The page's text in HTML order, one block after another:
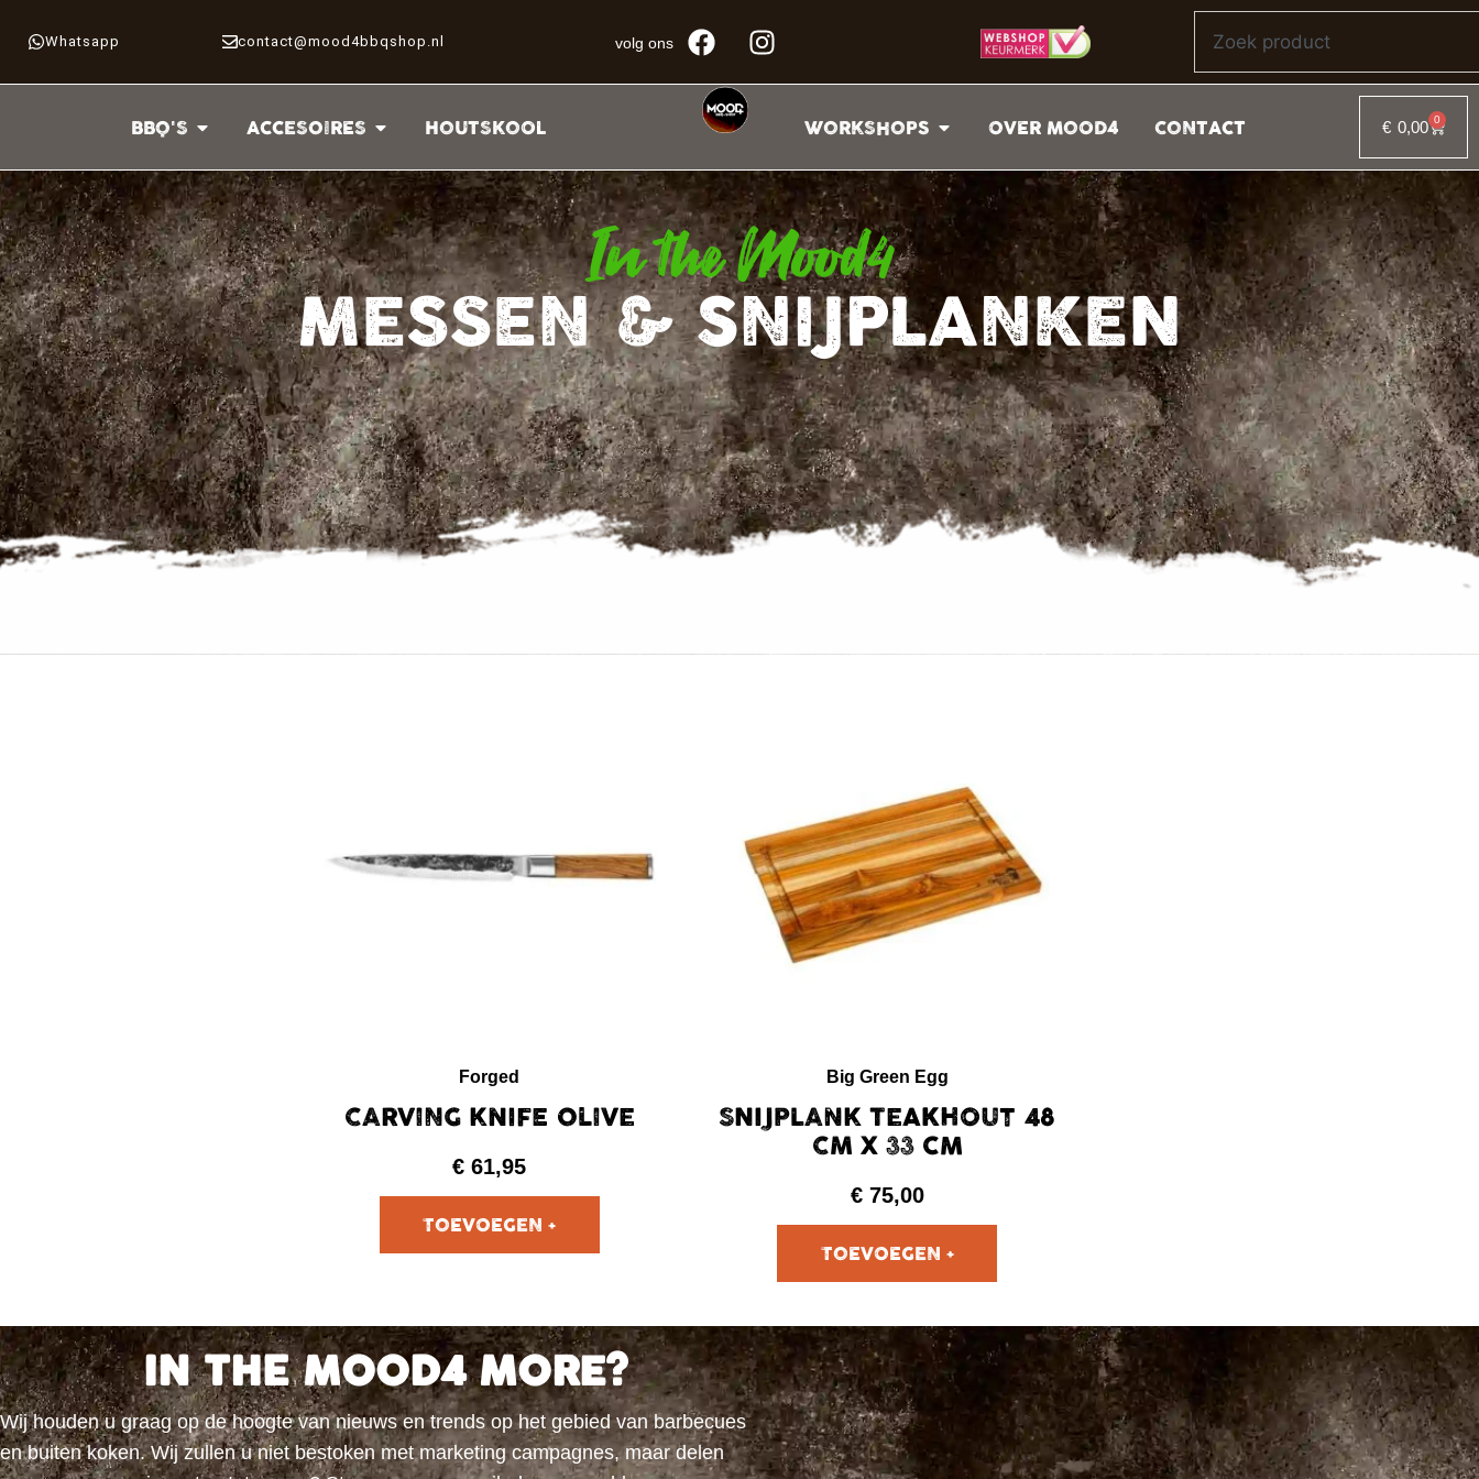
Whatsapp contact@mood4bbqshop.nl volg ons
BBQ'S ACCESOIRES HOUTSKOOL WORKSHOPS OVER MOOD4 CONTACT € 0,00 0
In the Mood4
MESSEN & SNIJPLANKEN
Forged
CARVING KNIFE OLIVE
€ 61,95
Big Green Egg
SNIJPLANK TEAKHOUT 48
CM X 33 CM
€ 75,00
IN THE MOOD4 MORE?
Wij houden u graag op de hoogte van nieuws en trends op het gebied van barbecues
en buiten koken. Wij zullen u niet bestoken met marketing campagnes, maar delen